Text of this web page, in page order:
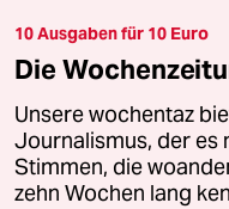
10 Ausgaben für 10 Euro
Die
Unsere wochentaz
Journalismus, der es
Stimmen, die
zehn Wochen lang